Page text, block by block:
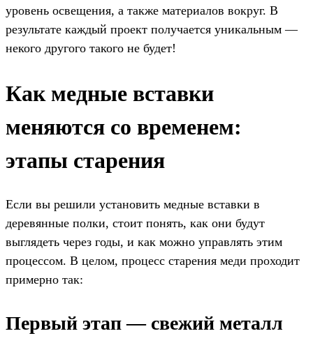
уровень освещения, а также материалов вокруг. В
результате каждый проект получается уникальным —
некого другого такого не будет!
Как медные вставки
меняются со временем:
этапы старения
Если вы решили установить медные вставки в
деревянные полки, стоит понять, как они будут
выглядеть через годы, и как можно управлять этим
процессом. В целом, процесс старения меди проходит
примерно так:
Первый этап — свежий металл